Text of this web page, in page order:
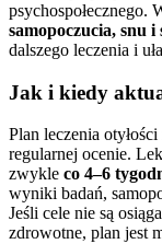
psychospołecznego.
samopoczucia, snu i
dalszego leczenia i
Jak i kiedy
Plan leczenia
regularnej ocenie.
zwykle co 4–6
wyniki badań,
Jeśli cele nie są
zdrowotne, plan jest